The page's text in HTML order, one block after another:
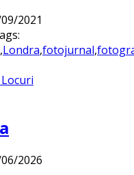
2021
,Londra,fotojurnal,
2026